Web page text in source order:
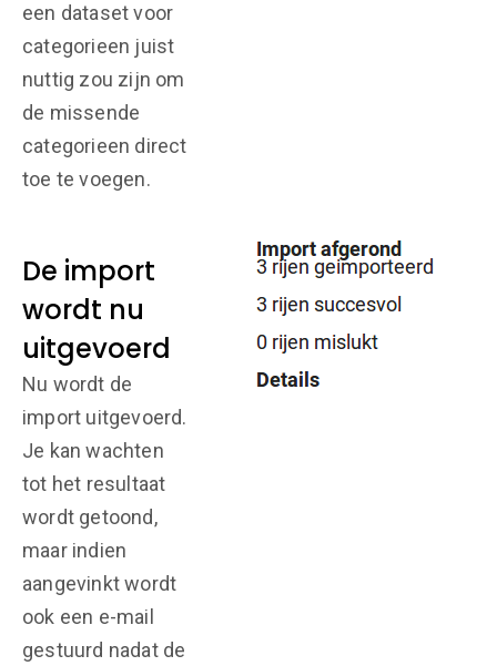
een dataset voor
categorieen juist
nuttig zou zijn om
de missende
categorieen direct
toe te voegen.
De import
wordt nu
uitgevoerd
Nu wordt de
import uitgevoerd.
Je kan wachten
tot het resultaat
wordt getoond,
maar indien
aangevinkt wordt
ook een e-mail
gestuurd nadat de